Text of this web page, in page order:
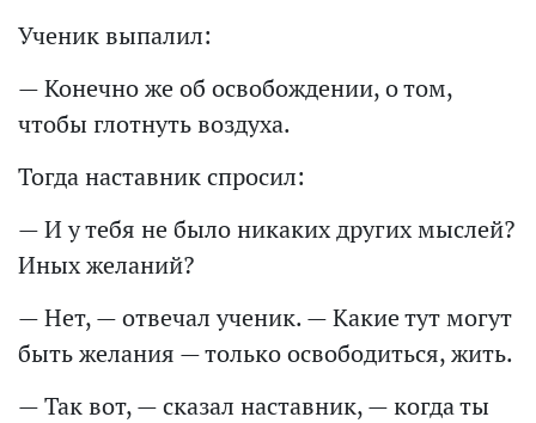
Ученик выпалил:
— Конечно же об освобождении, о том,
чтобы глотнуть воздуха.
Тогда наставник спросил:
— И у тебя не было никаких других мыслей?
Иных желаний?
— Нет, — отвечал ученик. — Какие тут могут
быть желания — только освободиться, жить.
— Так вот, — сказал наставник, — когда ты